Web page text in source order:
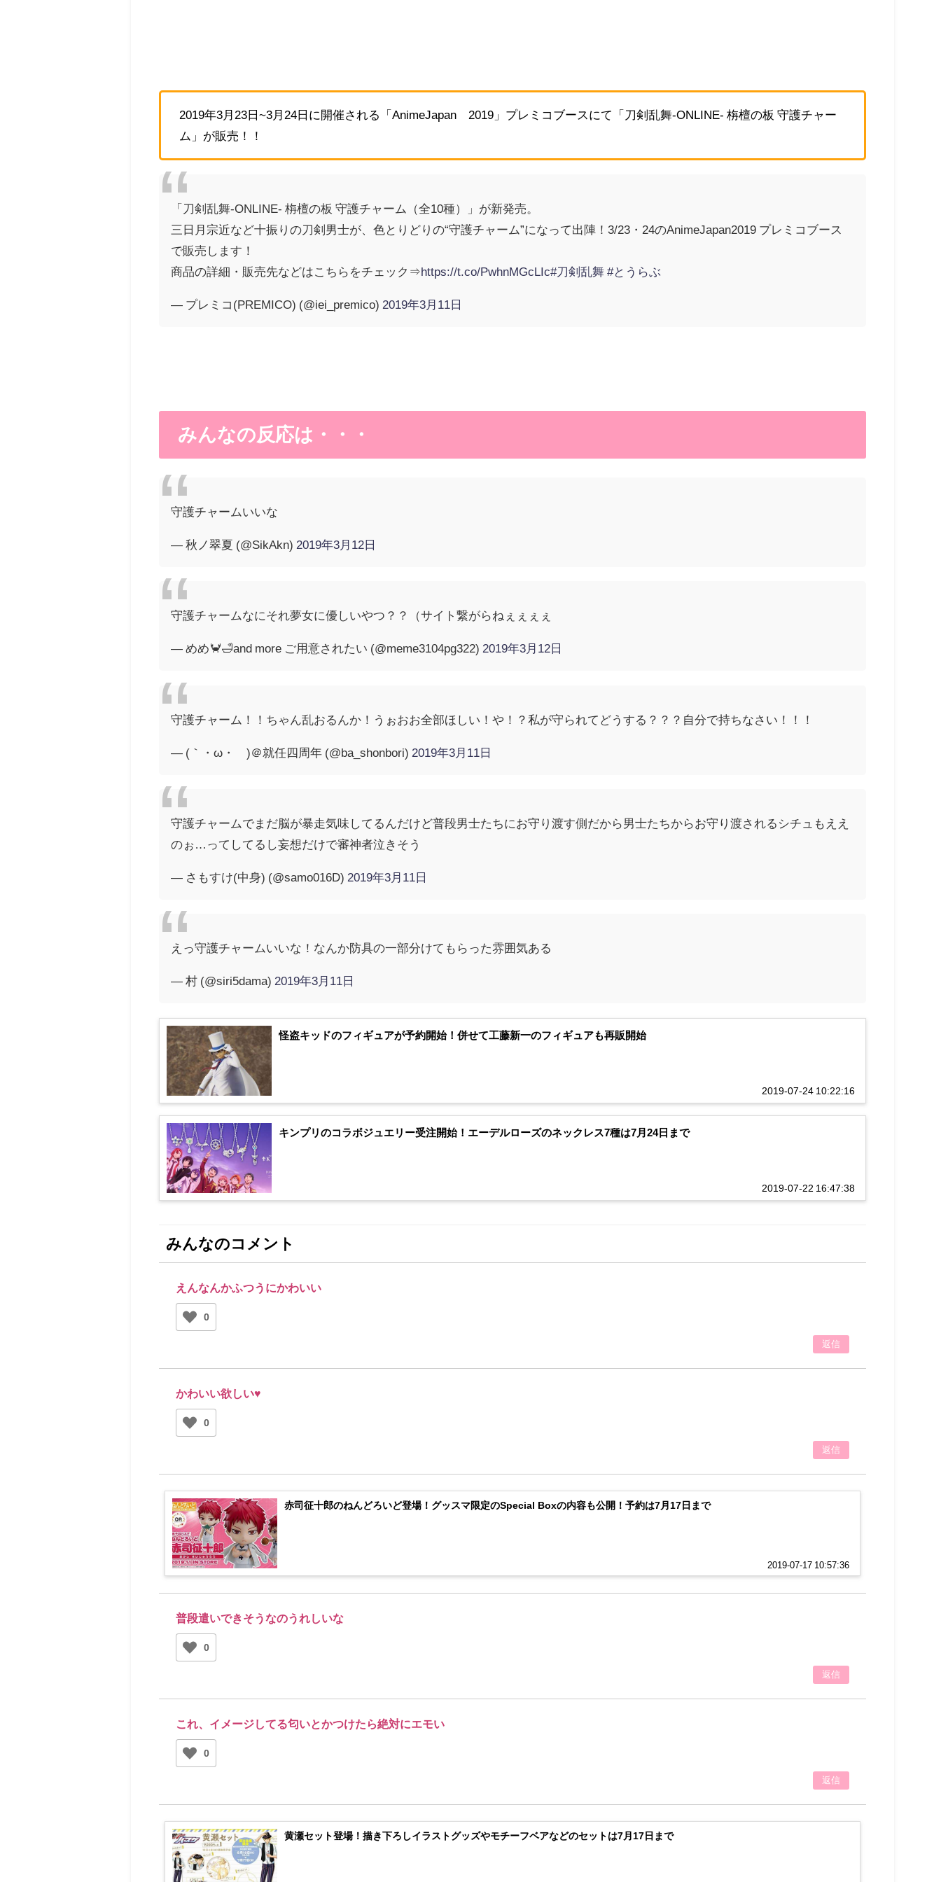
2019年3月23日~3月24日に開催される「AnimeJapan 2019」プレミコブースにて「刀剣乱舞-ONLINE- 栴檀の板 守護チャー
ム」が販売！！
「刀剣乱舞-ONLINE- 栴檀の板 守護チャーム（全10種）」が新発売。
三日月宗近など十振りの刀剣男士が、色とりどりの“守護チャーム”になって出陣！3/23・24のAnimeJapan2019 プレミコブース
で販売します！
商品の詳細・販売先などはこちらをチェック⇒https://t.co/PwhnMGcLIc#刀剣乱舞 #とうらぶ
— プレミコ(PREMICO) (@iei_premico) 2019年3月11日
みんなの反応は・・・
守護チャームいいな
— 秋ノ翠夏 (@SikAkn) 2019年3月12日
守護チャームなにそれ夢女に優しいやつ？？（サイト繋がらねぇぇぇぇ
— めめ🦀🛁and more ご用意されたい (@meme3104pg322) 2019年3月12日
守護チャーム！！ちゃん乱おるんか！うぉおお全部ほしい！や！？私が守られてどうする？？？自分で持ちなさい！！！
— (｀・ω・´)＠就任四周年 (@ba_shonbori) 2019年3月11日
守護チャームでまだ脳が暴走気味してるんだけど普段男士たちにお守り渡す側だから男士たちからお守り渡されるシチュもええ
のぉ…ってしてるし妄想だけで審神者泣きそう
— さもすけ(中身) (@samo016D) 2019年3月11日
えっ守護チャームいいな！なんか防具の一部分けてもらった雰囲気ある
— 村 (@siri5dama) 2019年3月11日
怪盗キッドのフィギュアが予約開始！併せて工藤新一のフィギュアも再販開始
2019-07-24 10:22:16
キンプリのコラボジュエリー受注開始！エーデルローズのネックレス7種は7月24日まで
2019-07-22 16:47:38
みんなのコメント
えんなんかふつうにかわいい
0
返信
かわいい欲しい♥
0
返信
赤司征十郎のねんどろいど登場！グッスマ限定のSpecial Boxの内容も公開！予約は7月17日まで
2019-07-17 10:57:36
普段遣いできそうなのうれしいな
0
返信
これ、イメージしてる匂いとかつけたら絶対にエモい
0
返信
黄瀬セット登場！描き下ろしイラストグッズやモチーフベアなどのセットは7月17日まで